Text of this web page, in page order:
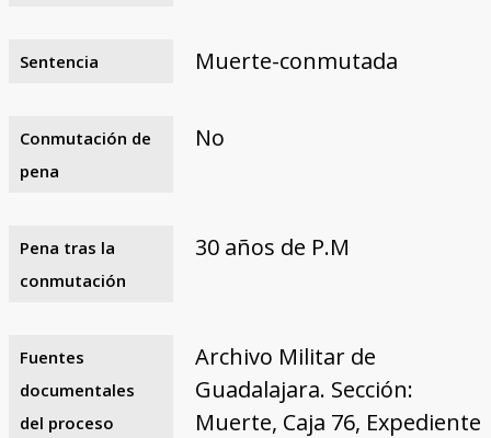
Sentencia Muerte-conmutada
Conmutación de
pena
No
Pena tras la
conmutación
30 años de P.M
Fuentes
documentales
del proceso
Archivo Militar de
Guadalajara. Sección:
Muerte, Caja 76, Expediente